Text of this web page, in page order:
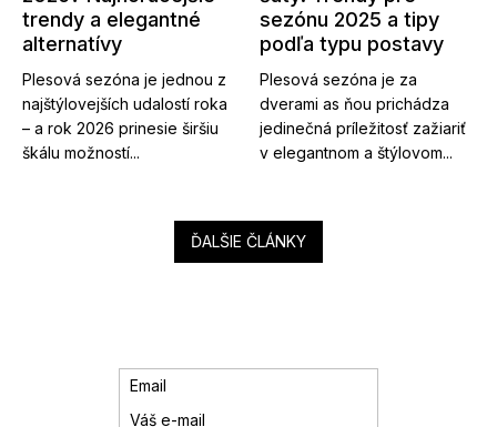
trendy a elegantné
alternatívy
Plesová sezóna je jednou z
najštýlovejších udalostí roka
– a rok 2026 prinesie širšiu
škálu možností...
sezónu 2025 a tipy
podľa typu postavy
Plesová sezóna je za
dverami as ňou prichádza
jedinečná príležitosť zažiariť
v elegantnom a štýlovom...
ĎALŠIE ČLÁNKY
Email